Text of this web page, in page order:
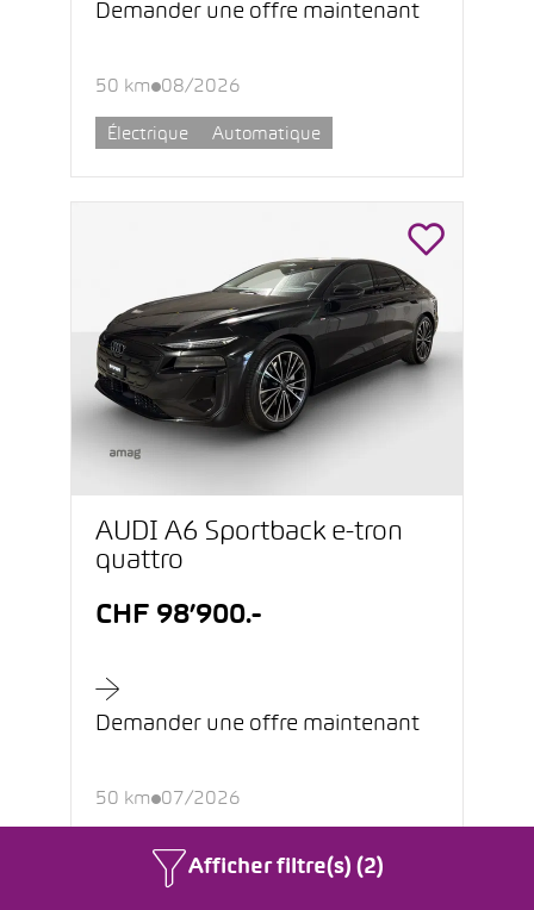
Afficher filtre(s) (2)
Demander une offre maintenant
50 km 08/2026
Électrique Automatique
AUDI A6 Sportback e-tron
quattro
CHF 98’900.-
Demander une offre maintenant
50 km 07/2026
Électrique